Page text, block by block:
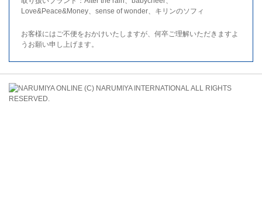
Love&Peace&Money、sense of wonder、キリンのソフィ
お客様にはご不便をおかけいたしますが、何卒ご理解いただきますよ
うお願い申し上げます。